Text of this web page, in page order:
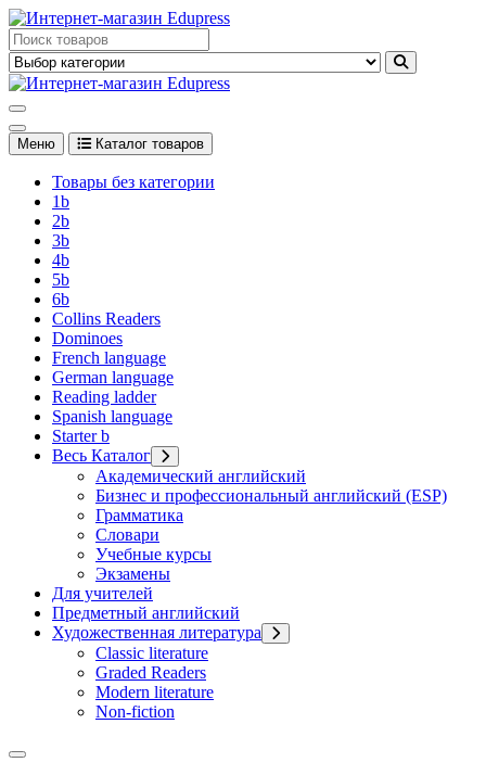
Перейти
к
содержимому
Edupress Uzbekistan, Edupress Узбекистан, книги, учебники на
английском языке
английском языке
Меню Каталог товаров
Товары без категории
1b
2b
3b
4b
5b
6b
Collins Readers
Dominoes
French language
German language
Reading ladder
Spanish language
Starter b
Весь Каталог
Академический английский
Бизнес и профессиональный английский (ESP)
Грамматика
Словари
Учебные курсы
Экзамены
Для учителей
Предметный английский
Художественная литература
Classic literature
Graded Readers
Modern literature
Non-fiction